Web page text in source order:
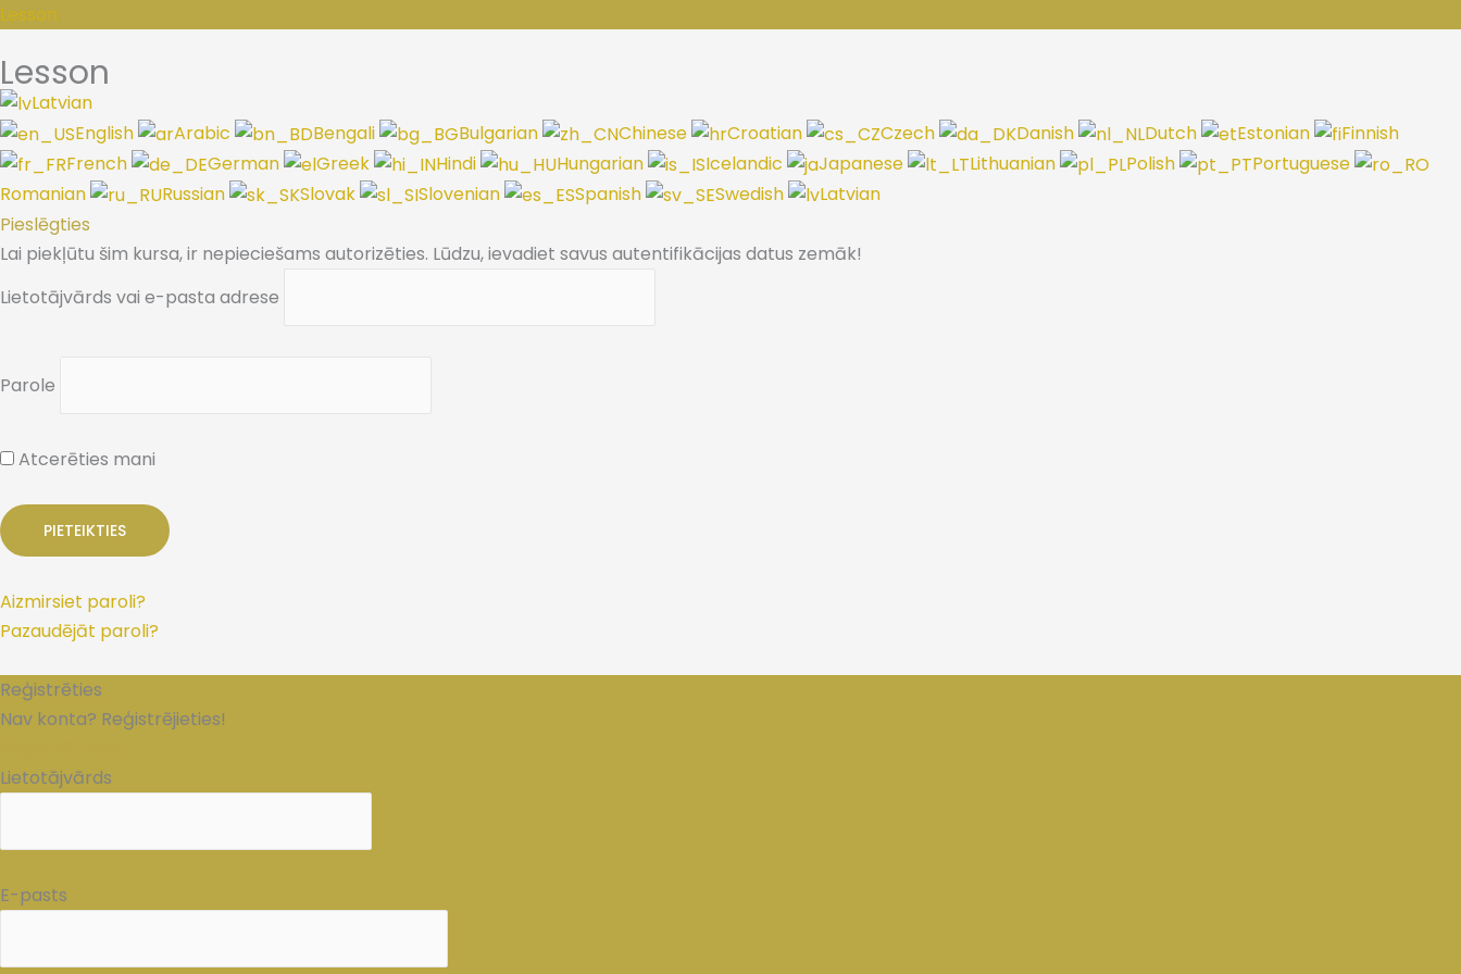
Lesson
Lesson
Latvian
English
Arabic Bengali Bulgarian Chinese Croatian Czech Danish Dutch Estonian
Finnish
French
German Greek Hindi Hungarian Icelandic Japanese Lithuanian Polish
Portuguese
Romanian
Russian Slovak Slovenian Spanish Swedish
Latvian
Pieslēgties
Lai piekļūtu šim kursa, ir nepieciešams autorizēties. Lūdzu, ievadiet savus autentifikācijas datus zemāk!
Lietotājvārds vai e-pasta adrese
Parole
Atcerēties mani
Aizmirsiet paroli?
Pazaudējāt paroli?
Reģistrēties
Nav konta? Reģistrējieties!
Lietotājvārds
E-pasts